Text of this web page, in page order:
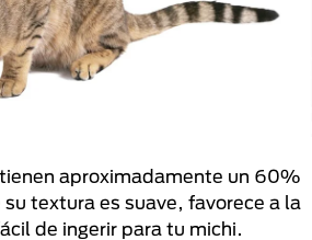
aproximadamente un 60%
textura es suave, favorece a la
de ingerir para tu michi.